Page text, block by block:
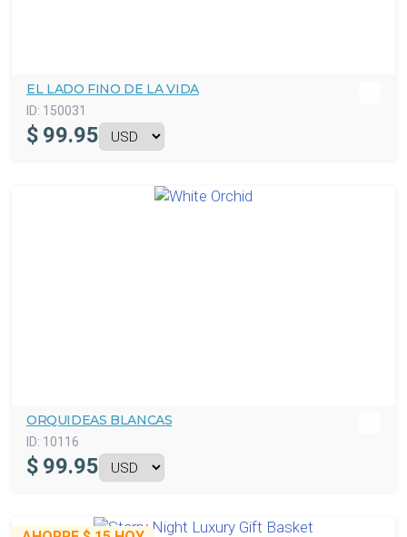
EL LADO FINO DE LA VIDA
ID: 150031
$ 99.95
ORQUIDEAS BLANCAS
ID: 10116
$ 99.95